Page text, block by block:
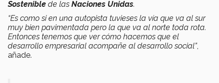
Sostenible de las Naciones Unidas.
“Es como si en una autopista tuvieses la vía que va al sur
muy bien pavimentada pero la que va al norte toda rota.
Entonces tenemos que ver cómo hacemos que el
desarrollo empresarial acompañe al desarrollo social”,
añade.